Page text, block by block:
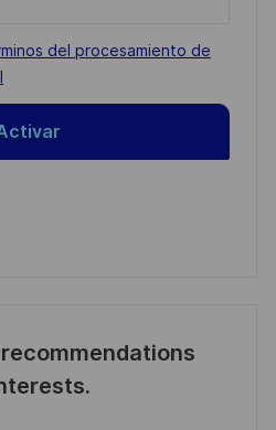
del procesamiento de